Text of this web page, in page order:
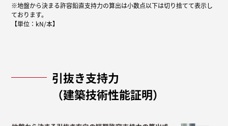
※地盤から決まる許容鉛直支持力の算出は小数点以下は切り捨てて表示し
ております。
【単位：kN/本】
引抜き支持力
（建築技術性能証明）